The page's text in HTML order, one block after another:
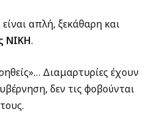
απλή, ξεκάθαρη και
ΝΙΚΗ.
Διαμαρτυρίες έχουν
δεν τις φοβούνται